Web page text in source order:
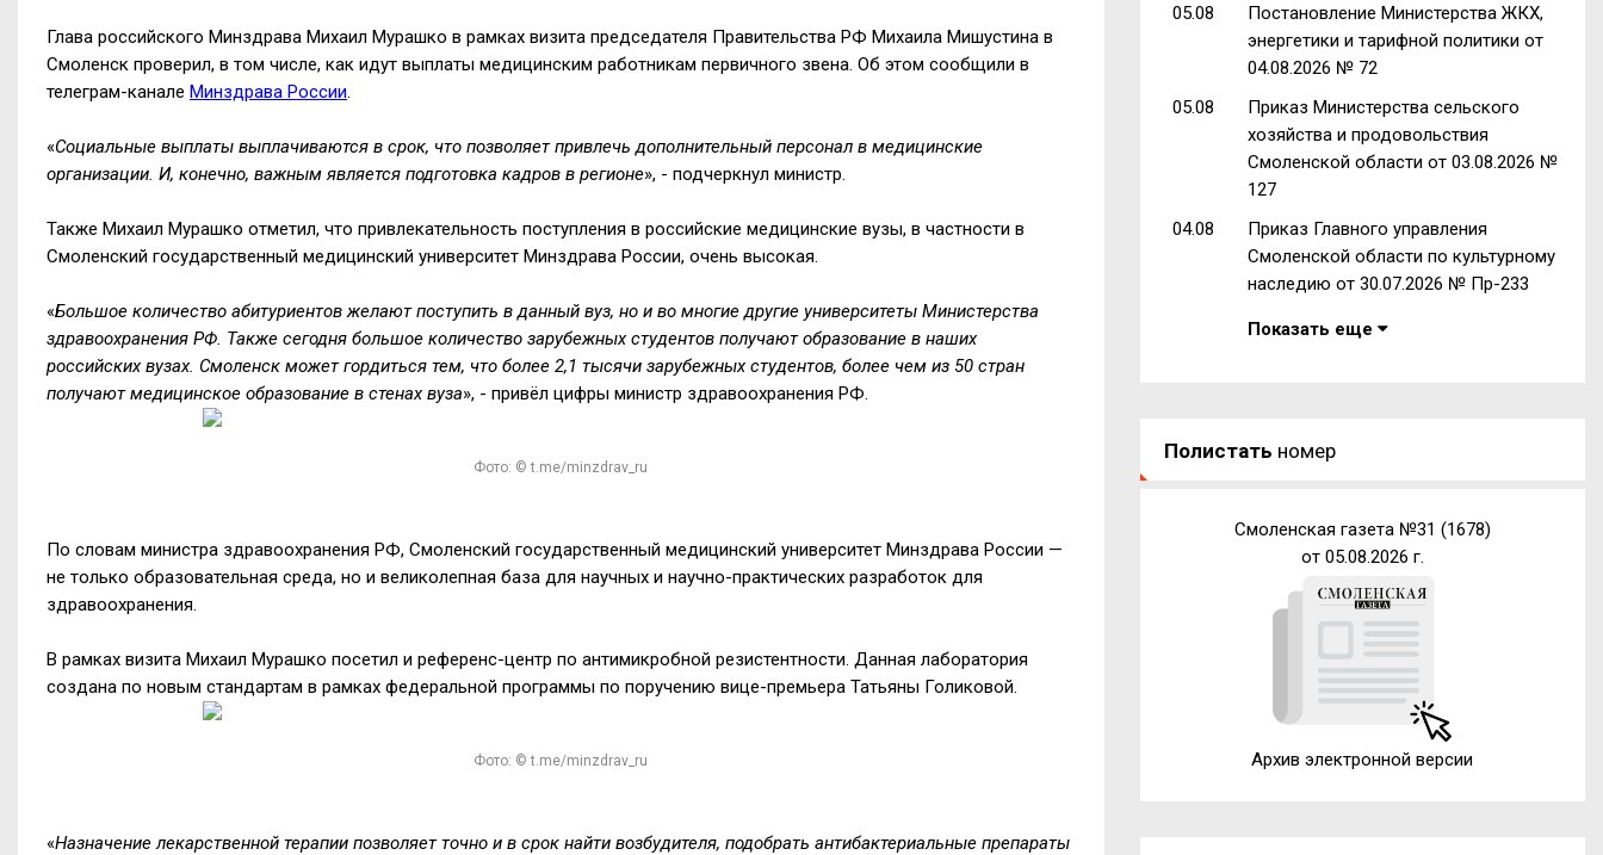
Глава российского Минздрава Михаил Мурашко в рамках визита председателя Правительства РФ Михаила Мишустина в
Смоленск проверил, в том числе, как идут выплаты медицинским работникам первичного звена. Об этом сообщили в
телеграм-канале Минздрава России.
«Социальные выплаты выплачиваются в срок, что позволяет привлечь дополнительный персонал в медицинские
организации. И, конечно, важным является подготовка кадров в регионе», - подчеркнул министр.
Также Михаил Мурашко отметил, что привлекательность поступления в российские медицинские вузы, в частности в
Смоленский государственный медицинский университет Минздрава России, очень высокая.
«Большое количество абитуриентов желают поступить в данный вуз, но и во многие другие университеты Министерства
здравоохранения РФ. Также сегодня большое количество зарубежных студентов получают образование в наших
российских вузах. Смоленск может гордиться тем, что более 2,1 тысячи зарубежных студентов, более чем из 50 стран
получают медицинское образование в стенах вуза», - привёл цифры министр здравоохранения РФ.
Фото: © t.me/minzdrav_ru
По словам министра здравоохранения РФ, Смоленский государственный медицинский университет Минздрава России —
не только образовательная среда, но и великолепная база для научных и научно-практических разработок для
здравоохранения.
В рамках визита Михаил Мурашко посетил и референс-центр по антимикробной резистентности. Данная лаборатория
создана по новым стандартам в рамках федеральной программы по поручению вице-премьера Татьяны Голиковой.
Фото: © t.me/minzdrav_ru
«Назначение лекарственной терапии позволяет точно и в срок найти возбудителя, подобрать антибактериальные препараты
05.08
Постановление Министерства ЖКХ,
энергетики и тарифной политики от
04.08.2026 № 72
05.08
Приказ Министерства сельского
хозяйства и продовольствия
Смоленской области от 03.08.2026 №
127
04.08
Приказ Главного управления
Смоленской области по культурному
наследию от 30.07.2026 № Пр-233
Показать еще
Полистать номер
Смоленская газета №31 (1678)
от 05.08.2026 г.
Архив электронной версии